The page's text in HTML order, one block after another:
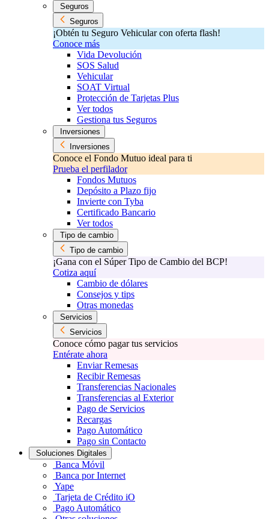
Seguros
Seguros
¡Obtén tu Seguro Vehicular con oferta flash!
Conoce más
Vida Devolución
SOS Salud
Vehicular
SOAT Virtual
Protección de Tarjetas Plus
Ver todos
Gestiona tus Seguros
Inversiones
Inversiones
Conoce el Fondo Mutuo ideal para ti
Prueba el perfilador
Fondos Mutuos
Depósito a Plazo fijo
Invierte con Tyba
Certificado Bancario
Ver todos
Tipo de cambio
Tipo de cambio
¡Gana con el Súper Tipo de Cambio del BCP!
Cotiza aquí
Cambio de dólares
Consejos y tips
Otras monedas
Servicios
Servicios
Conoce cómo pagar tus servicios
Entérate ahora
Enviar Remesas
Recibir Remesas
Transferencias Nacionales
Transferencias al Exterior
Pago de Servicios
Recargas
Pago Automático
Pago sin Contacto
Soluciones Digitales
Banca Móvil
Banca por Internet
Yape
Tarjeta de Crédito iO
Pago Automático